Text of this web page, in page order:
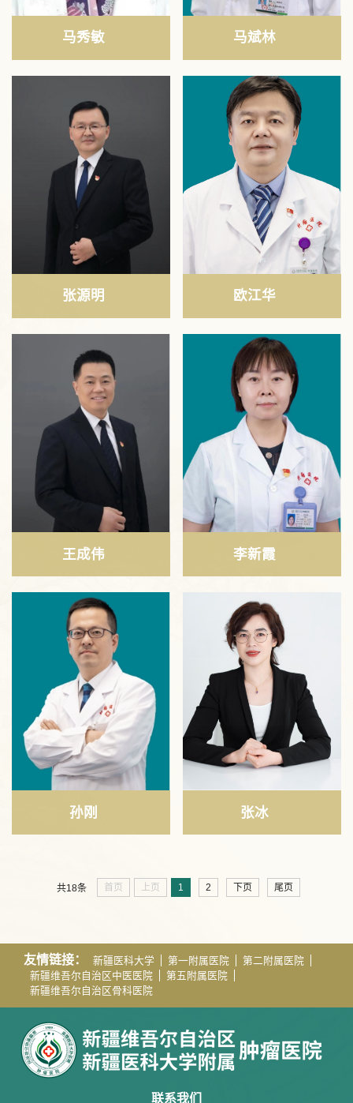
马秀敏 马斌林
张源明 欧江华
王成伟 李新霞
孙刚 张冰
共18条 首页 上页 1 2 下页 尾页
友情链接： 新疆医科大学 第一附属医院
第二附属医院
新疆维吾尔自治区中医医院
第五附属医院
新疆维吾尔自治区骨科医院
联系我们